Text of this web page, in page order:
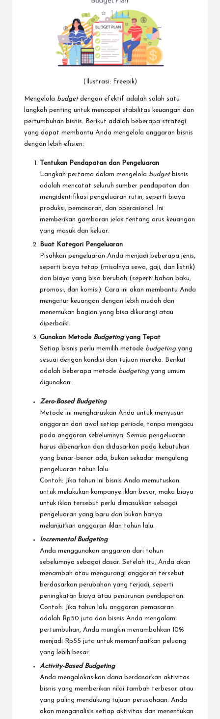
(Ilustrasi: Freepik)
Mengelola budgetdengan efektif adalah salah satu
langkah penting untuk mencapai stabilitas keuangan dan
pertumbuhan bisnis. Berikut adalah beberapa strategi
yang dapat membantu Anda mengelola anggaran bisnis
dengan lebih efisien:
Tentukan Pendapatan dan Pengeluaran
Langkah pertama dalam mengelola budgetbisnis
adalah mencatat seluruh sumber pendapatan dan
mengidentifikasi pengeluaran rutin, seperti biaya
produksi, pemasaran, dan operasional. Ini
memberikan gambaran jelas tentang arus keuangan
yang masuk dan keluar.
Buat Kategori Pengeluaran
Pisahkan pengeluaran Anda menjadi beberapa jenis,
seperti biaya tetap (misalnya sewa, gaji, dan listrik)
dan biaya yang bisa berubah (seperti bahan baku,
promosi, dan komisi). Cara ini akan membantu Anda
mengatur keuangan dengan lebih mudah dan
menemukan bagian yang bisa dikurangi atau
diperbaiki.
Gunakan Metode Budgeting yang Tepat
Setiap bisnis perlu memilih metode budgeting yang
sesuai dengan kondisi dan tujuan mereka. Berikut
adalah beberapa metode budgeting yang umum
digunakan:
Zero-Based Budgeting
Metode ini mengharuskan Anda untuk menyusun
anggaran dari awal setiap periode, tanpa mengacu
pada anggaran sebelumnya. Semua pengeluaran
harus dibenarkan dan didasarkan pada kebutuhan
yang benar-benar ada, bukan sekadar mengulang
pengeluaran tahun lalu.
Contoh: Jika tahun ini bisnis Anda memutuskan
untuk melakukan kampanye iklan besar, maka biaya
untuk iklan tersebut perlu dimasukkan sebagai
pengeluaran yang baru dan bukan hanya
melanjutkan anggaran iklan tahun lalu.
Incremental Budgeting
Anda menggunakan anggaran dari tahun
sebelumnya sebagai dasar. Setelah itu, Anda akan
menambah atau mengurangi anggaran tersebut
berdasarkan perubahan yang terjadi, seperti
peningkatan biaya atau penurunan pendapatan.
Contoh: Jika tahun lalu anggaran pemasaran
adalah Rp50 juta dan bisnis Anda mengalami
pertumbuhan, Anda mungkin menambahkan 10%
menjadi Rp55 juta untuk memanfaatkan peluang
yang lebih besar.
Activity-Based Budgeting
Anda mengalokasikan dana berdasarkan aktivitas
bisnis yang memberikan nilai tambah terbesar atau
yang paling mendukung tujuan perusahaan. Anda
akan menganalisis setiap aktivitas dan menentukan